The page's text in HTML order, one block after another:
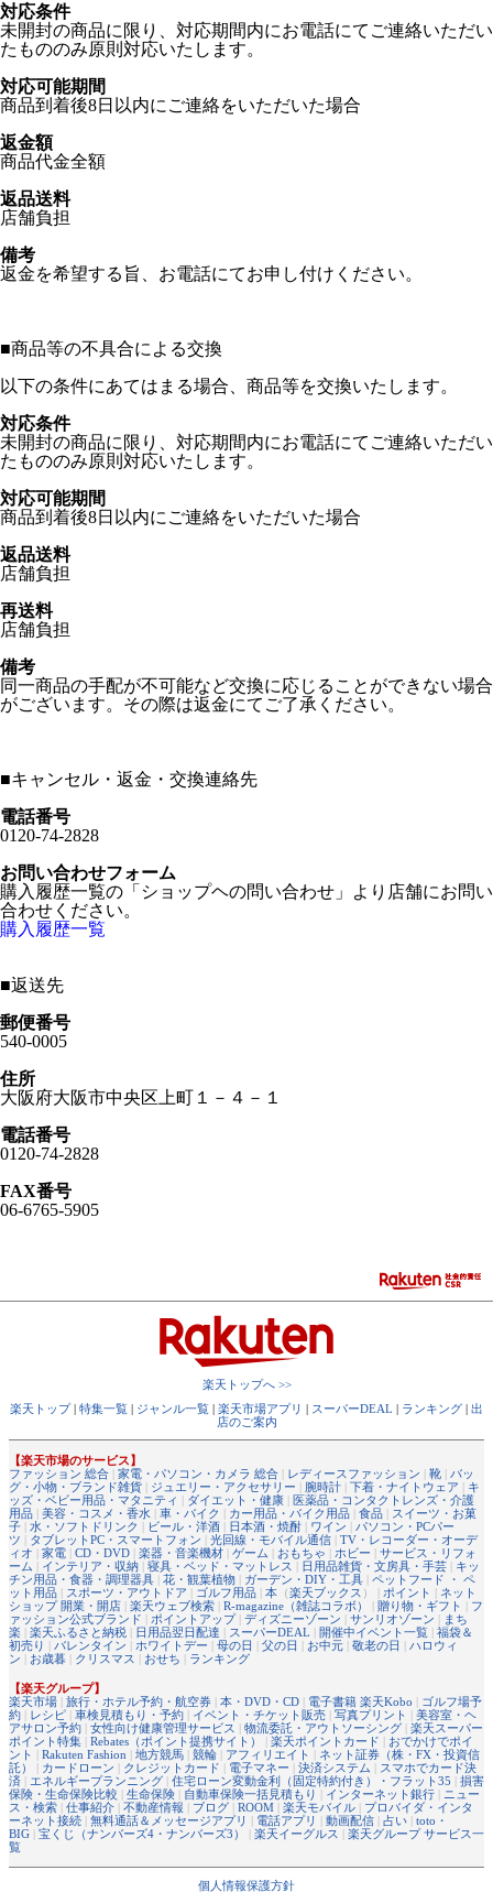
対応条件
未開封の商品に限り、対応期間内にお電話にてご連絡いただい
たもののみ原則対応いたします。
対応可能期間
商品到着後8日以内にご連絡をいただいた場合
返金額
商品代金全額
返品送料
店舗負担
備考
返金を希望する旨、お電話にてお申し付けください。
■商品等の不具合による交換
以下の条件にあてはまる場合、商品等を交換いたします。
対応条件
未開封の商品に限り、対応期間内にお電話にてご連絡いただい
たもののみ原則対応いたします。
対応可能期間
商品到着後8日以内にご連絡をいただいた場合
返品送料
店舗負担
再送料
店舗負担
備考
同一商品の手配が不可能など交換に応じることができない場合
がございます。その際は返金にてご了承ください。
■キャンセル・返金・交換連絡先
電話番号
0120-74-2828
お問い合わせフォーム
購入履歴一覧の「ショップヘの問い合わせ」より店舗にお問い
合わせください。
購入履歴一覧
■返送先
郵便番号
540-0005
住所
大阪府大阪市中央区上町１－４－１
電話番号
0120-74-2828
FAX番号
06-6765-5905
楽天トップへ >>
楽天トップ| 特集一覧 | ジャンル一覧 | 楽天市場アプリ | スーパーDEAL | ランキング | 出
店のご案内
【楽天市場のサービス】
ファッション 総合 | 家電・パソコン・カメラ 総合 | レディースファッション | 靴 | バッ
グ・小物・ブランド雑貨 | ジュエリー・アクセサリー | 腕時計 | 下着・ナイトウェア | キ
ッズ・ベビー用品・マタニティ | ダイエット・健康 | 医薬品・コンタクトレンズ・介護
用品 | 美容・コスメ・香水 | 車・バイク | カー用品・バイク用品 | 食品 | スイーツ・お菓
子 | 水・ソフトドリンク | ビール・洋酒 | 日本酒・焼酎 | ワイン | パソコン・PCパー
ツ | タブレットPC・スマートフォン | 光回線・モバイル通信 | TV・レコーダー・オーデ
ィオ | 家電 | CD・DVD | 楽器・音楽機材 | ゲーム | おもちゃ | ホビー | サービス・リフォ
ーム | インテリア・収納 | 寝具・ベッド・マットレス | 日用品雑貨・文房具・手芸 | キッ
チン用品・食器・調理器具 | 花・観葉植物 | ガーデン・DIY・工具 | ペットフード ・ ペ
ット用品 | スポーツ・アウトドア | ゴルフ用品 | 本 （楽天ブックス ） | ポイント | ネット
ショップ 開業・開店 | 楽天ウェブ検索 | R-magazine（雑誌コラボ） | 贈り物・ギフト | フ
ァッション公式ブランド | ポイントアップ| ディズニーゾーン | サンリオゾーン | まち
楽 | 楽天ふるさと納税 | 日用品翌日配達 | スーパーDEAL | 開催中イベント一覧 | 福袋＆
初売り | バレンタイン | ホワイトデー | 母の日 | 父の日 | お中元 | 敬老の日 | ハロウィ
ン | お歳暮 | クリスマス | おせち | ランキング
【楽天グループ】
楽天市場 | 旅行・ホテル予約・航空券 | 本・DVD・CD | 電子書籍 楽天Kobo | ゴルフ場予
約 | レシピ | 車検見積もり・予約 | イベント・チケット販売 | 写真プリント | 美容室・ヘ
アサロン予約 | 女性向け健康管理サービス | 物流委託・アウトソーシング | 楽天スーパー
ポイント特集 | Rebates（ポイント提携サイト） | 楽天ポイントカード | おでかけでポイ
ント | Rakuten Fashion | 地方競馬 | 競輪 | アフィリエイト | ネット証券（株・FX・投資信
託）
| カードローン | クレジットカード | 電子マネー | 決済システム | スマホでカード決
済 | エネルギープランニング | 住宅ローン変動金利（固定特約付き）・フラット35 | 損害
保険・生命保険比較 | 生命保険 | 自動車保険一括見積もり | インターネット銀行 | ニュー
ス・検索 | 仕事紹介 | 不動産情報 | ブログ | ROOM | 楽天モバイル | プロバイダ・インタ
ーネット接続 | 無料通話＆メッセージアプリ | 電話アプリ | 動画配信 | 占い | toto・
BIG | 宝くじ（ナンバーズ4・ナンバーズ3） | 楽天イーグルス | 楽天グループ サービス一
覧
個人情報保護方針